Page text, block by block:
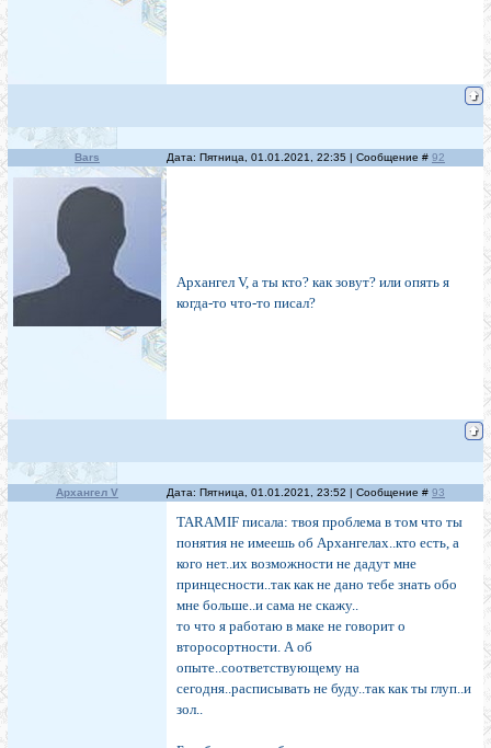
Bars Дата: Пятница, 01.01.2021, 22:35 | Сообщение # 92
Архангел V, а ты кто? как зовут? или опять я
когда-то что-то писал?
Архангел V Дата: Пятница, 01.01.2021, 23:52 | Сообщение # 93
TARAMIF писала: твоя проблема в том что ты
понятия не имеешь об Архангелах..кто есть, а
кого нет..их возможности не дадут мне
принцесности..так как не дано тебе знать обо
мне больше..и сама не скажу..
то что я работаю в маке не говорит о
второсортности. А об
опыте..соответствующему на
сегодня..расписывать не буду..так как ты глуп..и
зол..